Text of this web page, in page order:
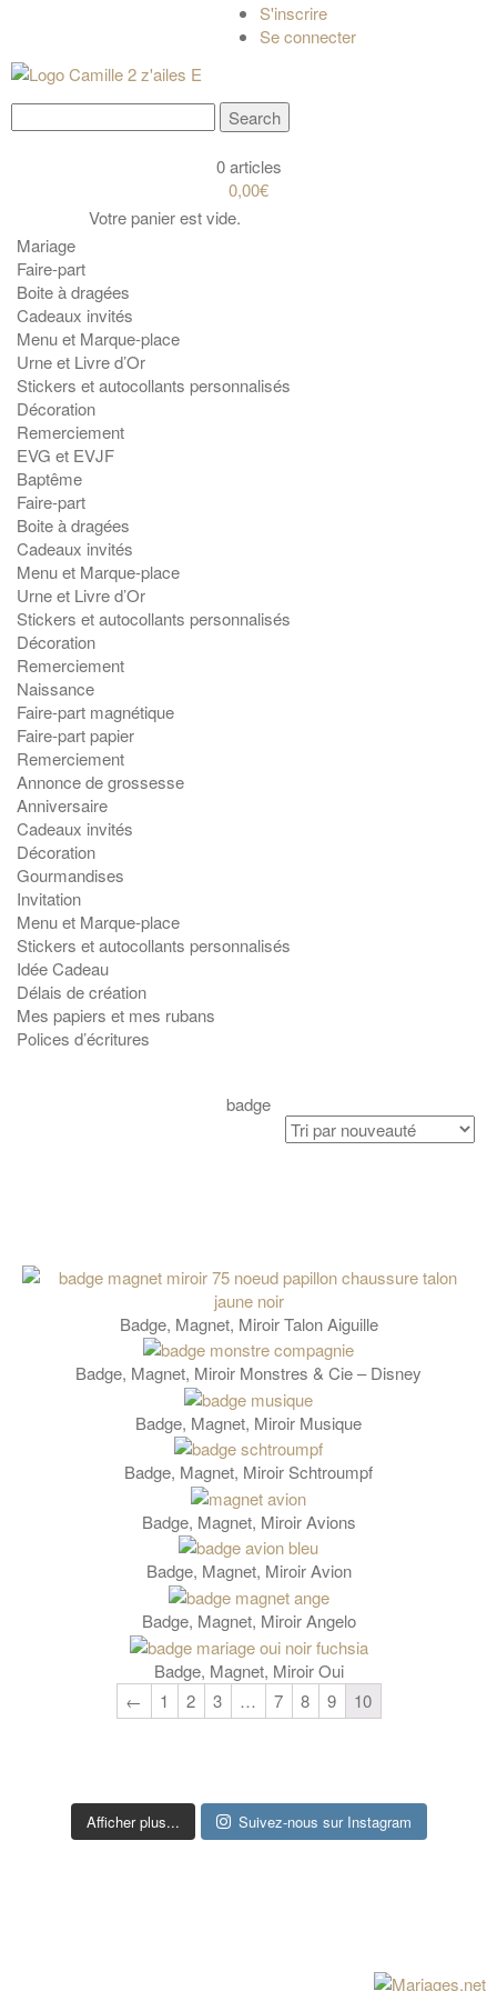
S'inscrire
Se connecter
0 articles
0,00€
Votre panier est vide.
Mariage
Faire-part
Boite à dragées
Cadeaux invités
Menu et Marque-place
Urne et Livre d’Or
Stickers et autocollants personnalisés
Décoration
Remerciement
EVG et EVJF
Baptême
Faire-part
Boite à dragées
Cadeaux invités
Menu et Marque-place
Urne et Livre d’Or
Stickers et autocollants personnalisés
Décoration
Remerciement
Naissance
Faire-part magnétique
Faire-part papier
Remerciement
Annonce de grossesse
Anniversaire
Cadeaux invités
Décoration
Gourmandises
Invitation
Menu et Marque-place
Stickers et autocollants personnalisés
Idée Cadeau
Délais de création
Mes papiers et mes rubans
Polices d’écritures
badge
Badge, Magnet, Miroir Talon Aiguille
Badge, Magnet, Miroir Monstres & Cie – Disney
Badge, Magnet, Miroir Musique
Badge, Magnet, Miroir Schtroumpf
Badge, Magnet, Miroir Avions
Badge, Magnet, Miroir Avion
Badge, Magnet, Miroir Angelo
Badge, Magnet, Miroir Oui
←
1 2 3 … 7 8 9 10
Afficher plus... Suivez-nous sur Instagram